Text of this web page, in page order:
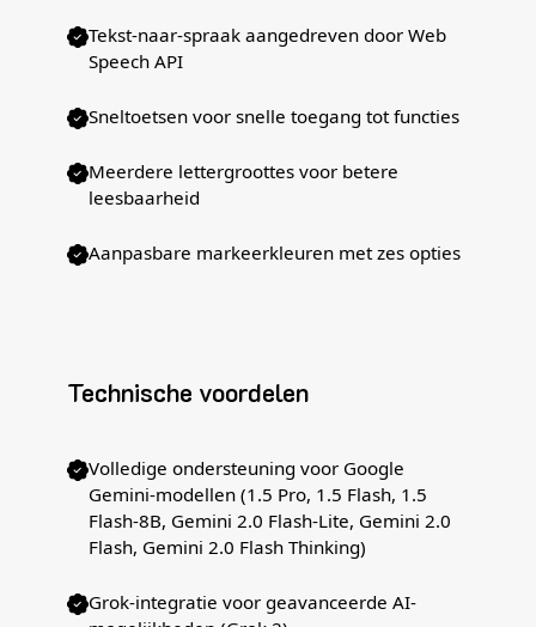
Tekst-naar-spraak aangedreven door Web
Speech API
Sneltoetsen voor snelle toegang tot functies
Meerdere lettergroottes voor betere
leesbaarheid
Aanpasbare markeerkleuren met zes opties
Technische voordelen
Volledige ondersteuning voor Google
Gemini-modellen (1.5 Pro, 1.5 Flash, 1.5
Flash-8B, Gemini 2.0 Flash-Lite, Gemini 2.0
Flash, Gemini 2.0 Flash Thinking)
Grok-integratie voor geavanceerde AI-